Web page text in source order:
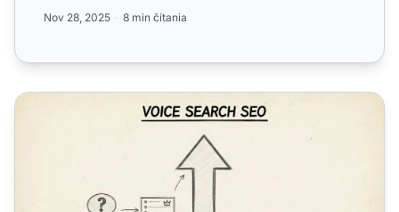
Nov 28, 2025 8 min čítania
Mám sa zamerať výlučne na optimalizáciu pre hlasové